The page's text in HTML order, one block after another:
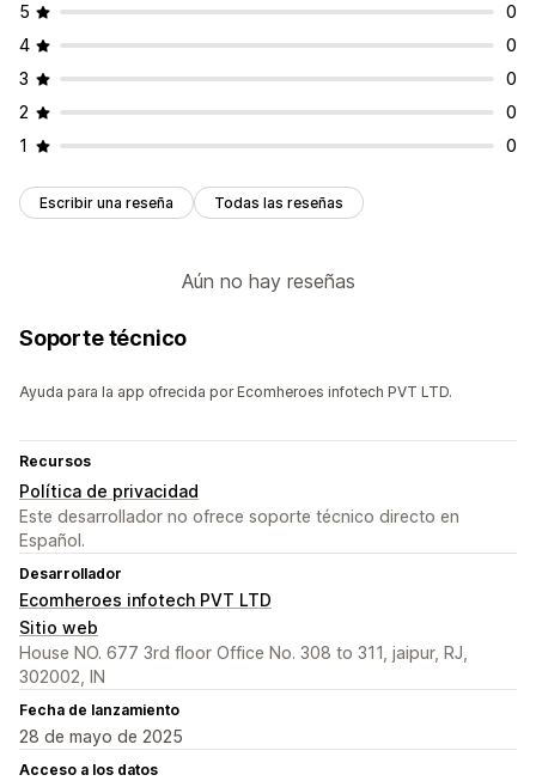
5
0
4
0
3
0
2
0
1
0
Escribir una reseña Todas las reseñas
Aún no hay reseñas
Soporte técnico
Ayuda para la app ofrecida por Ecomheroes infotech PVT LTD.
Recursos
Política de privacidad
Este desarrollador no ofrece soporte técnico directo en
Español.
Desarrollador
Ecomheroes infotech PVT LTD
Sitio web
House NO. 677 3rd floor Office No. 308 to 311, jaipur, RJ,
302002, IN
Fecha de lanzamiento
28 de mayo de 2025
Acceso a los datos